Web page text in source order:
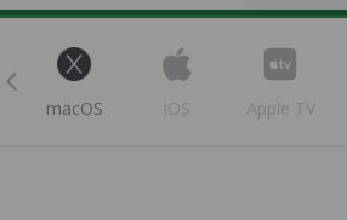
macOS iOS Apple TV